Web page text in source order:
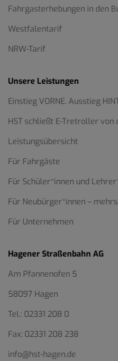
Fahrgasterhebungen in den
Westfalentarif
NRW-Tarif
Unsere Leistungen
Einstieg VORNE. Ausstieg
HST schließt E-Tretroller von
Leistungsübersicht
Für Fahrgäste
Für Schüler*innen und
Für Neubürger*innen –
Für Unternehmen
Hagener Straßenbahn AG
Am Pfannenofen 5
58097 Hagen
Tel.: 02331 208 0
Fax: 02331 208 238
info@hst-hagen.de